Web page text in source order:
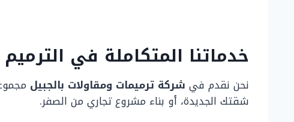
خدماتنا المتكاملة في
نحن نقدم في شركة ترميمات ومقاولات بالجبيل
شقتك الجديدة، أو بناء مشروع تجاري من الصفر.